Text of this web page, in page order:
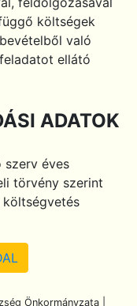
költségek
való
ellátó
ADATOK
éves
törvény szerint
költségvetés
Önkormányzata |